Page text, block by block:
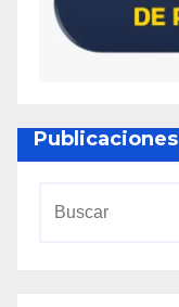
Publicaciones